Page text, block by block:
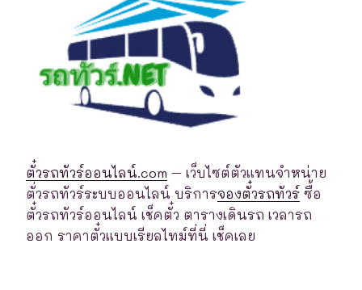
ตั๋วรถทัวร์ออนไลน์.com – เว็บไซต์ตัวแทนจำหน่าย
ตั่วรถทัวร์ระบบออนไลน์ บริการจองตั๋วรถทัวร์ ซื้อ
ตั๋วรถทัวร์ออนไลน์ เช็คตั๋ว ตารางเดินรถ เวลารถ
ออก ราคาตั๋วแบบเรียลไทม์ที่นี่ เช็คเลย